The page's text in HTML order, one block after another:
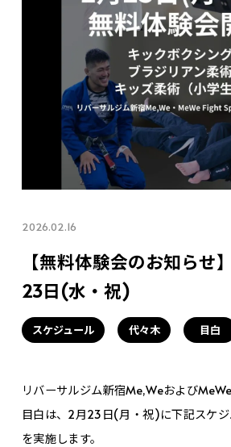
2026.02.16
【無料体験会のお知らせ
23日(水・祝)
スケジュール 代々木 目白
リバーサルジム新宿Me,Weおよび
目白は、2月23日(月・祝)に下記スケ
を実施します。